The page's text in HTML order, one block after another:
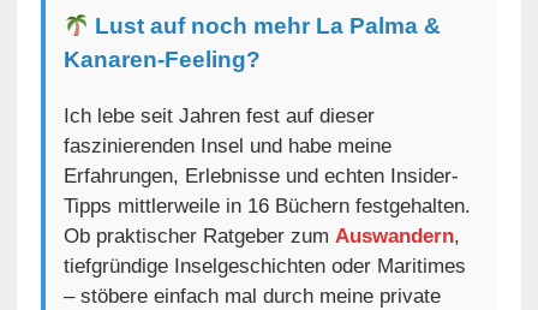
Lust auf noch mehr La Palma &
Kanaren-Feeling?
Ich lebe seit Jahren fest auf dieser
faszinierenden Insel und habe meine
Erfahrungen, Erlebnisse und echten Insider-
Tipps mittlerweile in 16 Büchern festgehalten.
Ob praktischer Ratgeber zum Auswandern,
tiefgründige Inselgeschichten oder Maritimes
– stöbere einfach mal durch meine private